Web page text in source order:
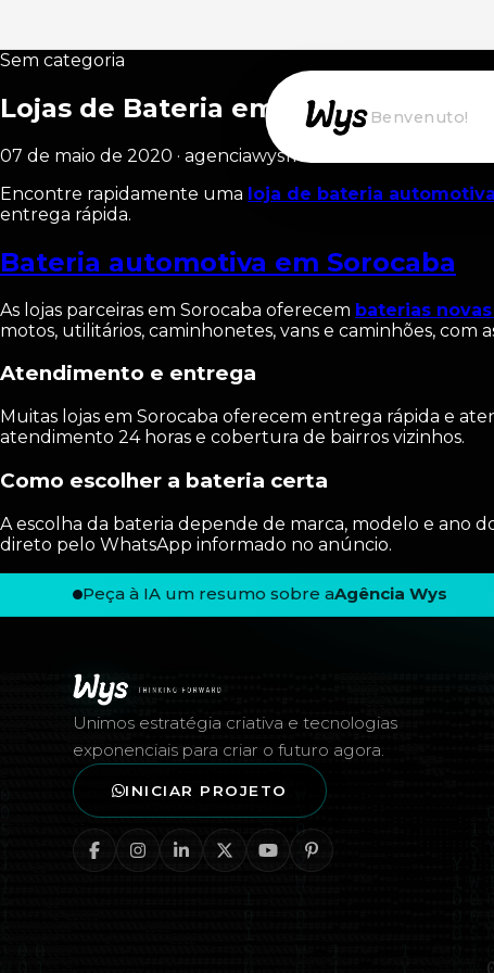
Willkommen!
Sem categoria
Lojas de Bateria em Sorocaba
07 de maio de 2020 · agenciawys11
Encontre rapidamente uma loja de bateria
entrega rápida.
Bateria automotiva em Sorocaba
As lojas parceiras em Sorocaba oferecem baterias
motos, utilitários, caminhonetes, vans e caminhões, com
Atendimento e entrega
Muitas lojas em Sorocaba oferecem entrega rápida e
atendimento 24 horas e cobertura de bairros vizinhos.
Como escolher a bateria certa
A escolha da bateria depende de marca, modelo e ano
direto pelo WhatsApp informado no anúncio.
Rodapé — Agência Wys
Peça à IA um resumo sobre aAgência Wys
Unimos estratégia criativa e tecnologias
exponenciais para criar o futuro agora.
INICIAR PROJETO